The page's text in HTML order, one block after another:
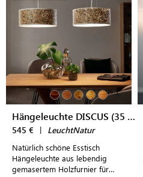
+
Hängeleuchte DISCUS (35 cm)
545 € | LeuchtNatur
Natürlich schöne Esstisch
Hängeleuchte aus lebendig
gemasertem Holzfurnier für